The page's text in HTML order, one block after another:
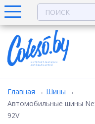
Главная → Шины →
Автомобильные шины
92V